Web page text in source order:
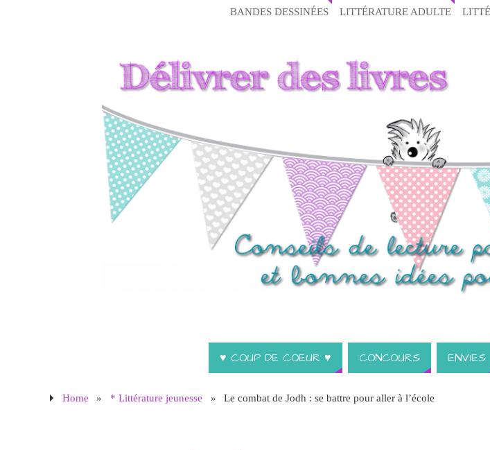
BANDES DESSINÉES LITTÉRATURE ADULTE
♥ COUP DE COEUR ♥ CONCOURS ENVIES
Home » * Littérature jeunesse » Le combat de Jodh : se battre pour aller à l’école